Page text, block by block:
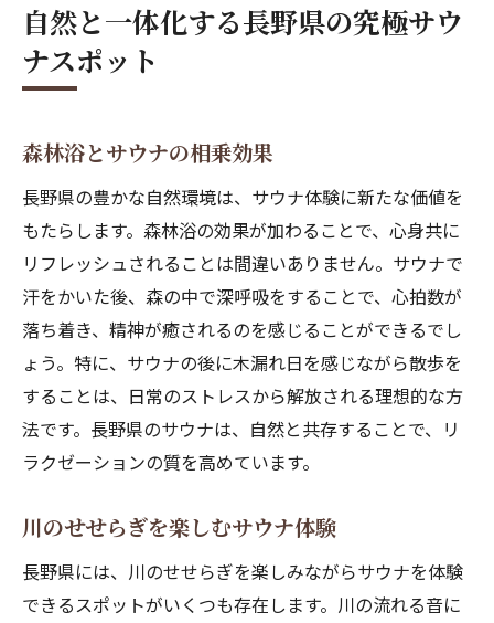
自然と一体化する長野県の究極サウ
ナスポット
森林浴とサウナの相乗効果
長野県の豊かな自然環境は、サウナ体験に新たな価値を
もたらします。森林浴の効果が加わることで、心身共に
リフレッシュされることは間違いありません。サウナで
汗をかいた後、森の中で深呼吸をすることで、心拍数が
落ち着き、精神が癒されるのを感じることができるでし
ょう。特に、サウナの後に木漏れ日を感じながら散歩を
することは、日常のストレスから解放される理想的な方
法です。長野県のサウナは、自然と共存することで、リ
ラクゼーションの質を高めています。
川のせせらぎを楽しむサウナ体験
長野県には、川のせせらぎを楽しみながらサウナを体験
できるスポットがいくつも存在します。川の流れる音に